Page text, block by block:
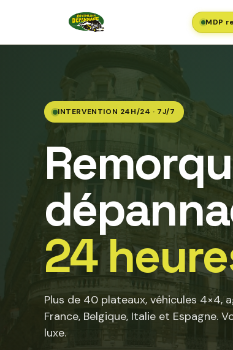
MDP
INTERVENTION 24H/24 · 7J/7
24
Plus de 40 plateaux, véhicules 4×4,
France, Belgique, Italie et Espagne.
luxe.